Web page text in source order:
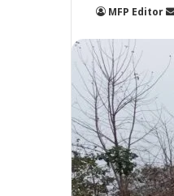
MFP Editor